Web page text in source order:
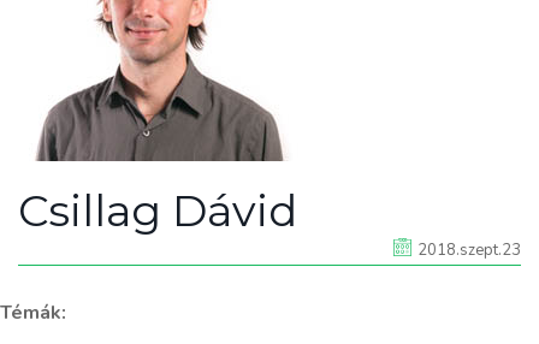
Csillag Dávid
2018.szept.23
Témák: